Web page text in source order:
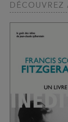
DÉCOUVREZ